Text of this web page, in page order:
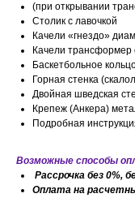
(при открывании
Столик с лавочкой
Качели «гнездо»
Качели трансформер
Баскетбольное
Горная стенка
Двойная шведская
Крепеж (Анкера)
Подробная
Возможные способы
Рассрочка без 0%,
Оплата на